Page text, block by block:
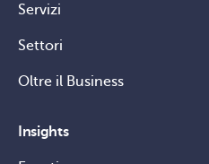
Servizi
Settori
Oltre il Business
Insights